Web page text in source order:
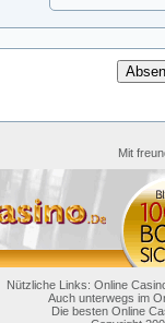
Mit
Nützliche Links: Online
Auch unterwegs im
Die besten Online